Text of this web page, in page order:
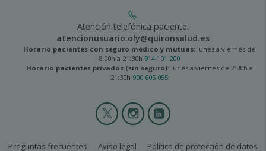
Atención telefónica paciente:
atencionusuario.oly@quironsalud.es
Horario pacientes con seguro médico y mutuas: lunes a viernes de
8:00h a 21:30h 914 101 200
Horario pacientes privados (sin seguro):lunes a viernes de 7:30h a
21:30h 900 605 055
olympia2-
Preguntas frecuentes Aviso legal Política de protección de datos